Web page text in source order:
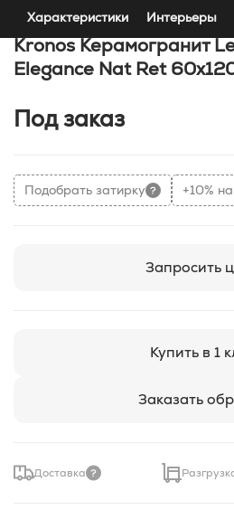
Характеристики Интерьеры
Kronos Керамогранит
Elegance Nat Ret
Под заказ
Подобрать затирку +10%
Запросить
Купить в 1
Заказать
Доставка